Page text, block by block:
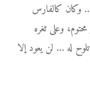
… وكان كالفارس
وعلى ثغره
له … لن يعود إلا